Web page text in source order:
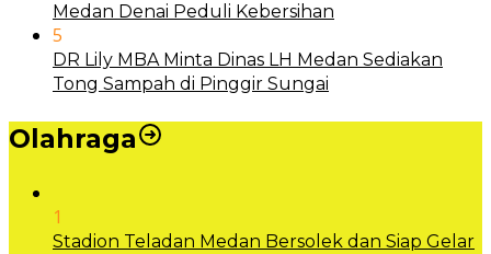
Medan Denai Peduli Kebersihan
5
DR Lily MBA Minta Dinas LH Medan Sediakan
Tong Sampah di Pinggir Sungai
Olahraga
1
Stadion Teladan Medan Bersolek dan Siap Gelar